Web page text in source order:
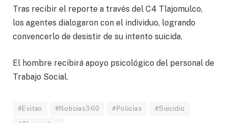
Tras recibir el reporte a través del C4 Tlajomulco,
los agentes dialogaron con el individuo, logrando
convencerlo de desistir de su intento suicida.
El hombre recibirá apoyo psicológico del personal de
Trabajo Social.
#Evitan #Noticias360 #Policias #Suicidio